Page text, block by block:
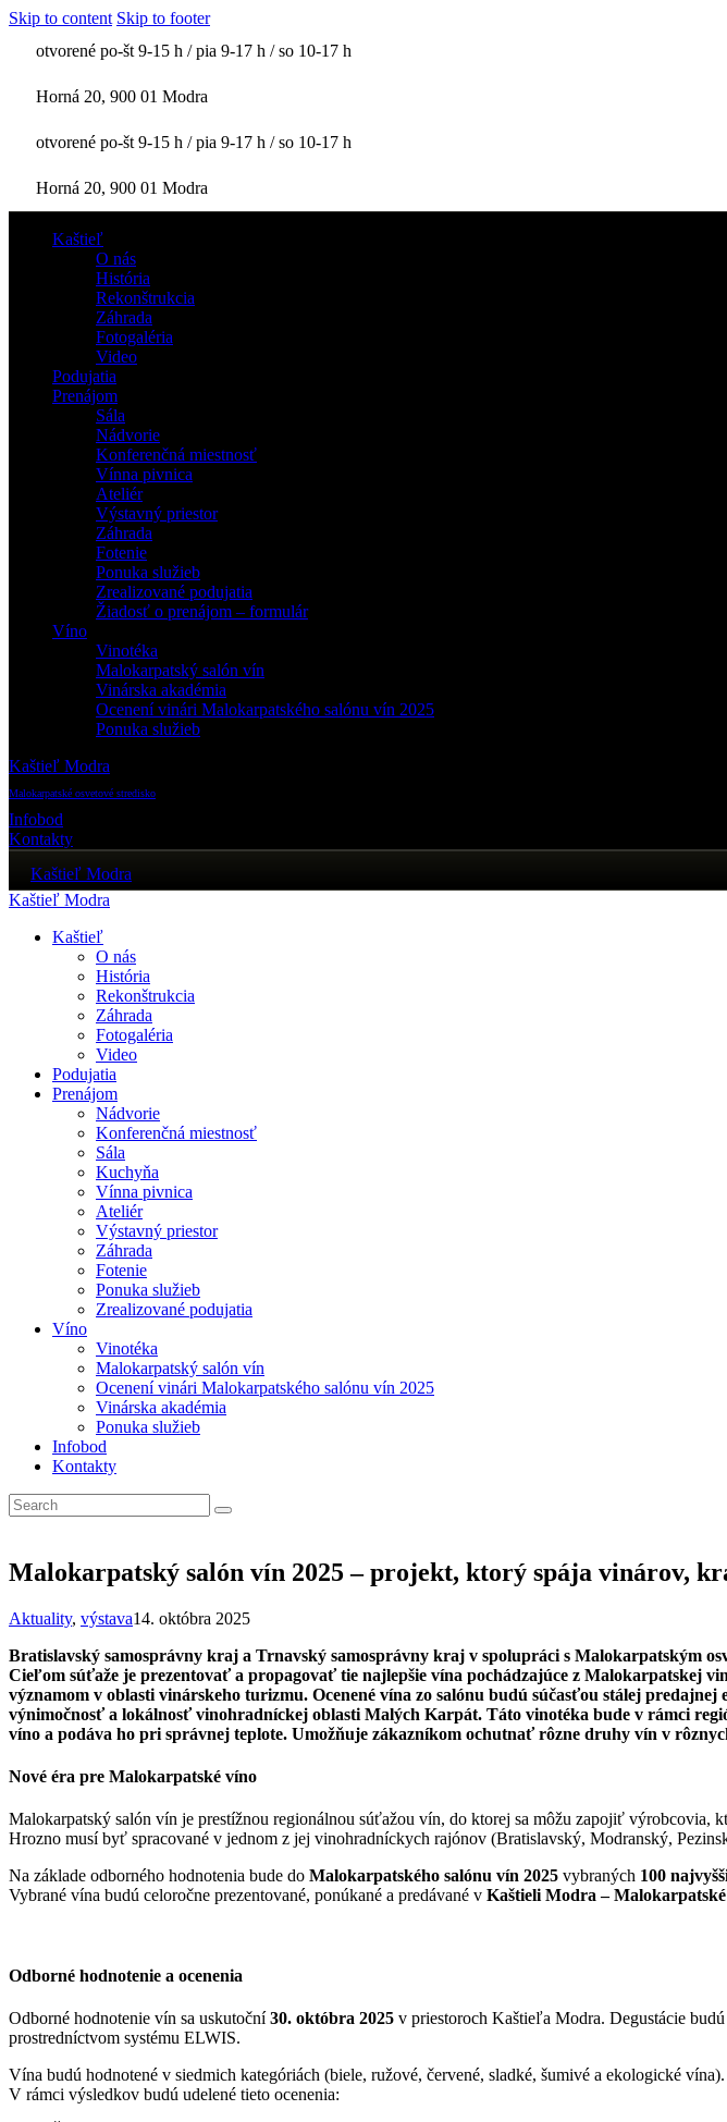
Skip to content Skip to footer
otvorené po-št 9-15 h / pia 9-17 h / so 10-17 h
Horná 20, 900 01 Modra
otvorené po-št 9-15 h / pia 9-17 h / so 10-17 h
Horná 20, 900 01 Modra
Kaštieľ
O nás
História
Rekonštrukcia
Záhrada
Fotogaléria
Video
Podujatia
Prenájom
Sála
Nádvorie
Konferenčná miestnosť
Vínna pivnica
Ateliér
Výstavný priestor
Záhrada
Fotenie
Ponuka služieb
Zrealizované podujatia
Žiadosť o prenájom – formulár
Víno
Vinotéka
Malokarpatský salón vín
Vinárska akadémia
Ocenení vinári Malokarpatského salónu vín 2025
Ponuka služieb
Kaštieľ Modra
Malokarpatské osvetové stredisko
Infobod
Kontakty
Kaštieľ Modra
Kaštieľ Modra
Kaštieľ
O nás
História
Rekonštrukcia
Záhrada
Fotogaléria
Video
Podujatia
Prenájom
Nádvorie
Konferenčná miestnosť
Sála
Kuchyňa
Vínna pivnica
Ateliér
Výstavný priestor
Záhrada
Fotenie
Ponuka služieb
Zrealizované podujatia
Víno
Vinotéka
Malokarpatský salón vín
Ocenení vinári Malokarpatského salónu vín 2025
Vinárska akadémia
Ponuka služieb
Infobod
Kontakty
Malokarpatský salón vín 2025 – projekt, ktorý spája vinárov,
Aktuality, výstava14. októbra 2025
Bratislavský samosprávny kraj a Trnavský samosprávny kraj v spolupráci s Malokarpatským
Cieľom súťaže je prezentovať a propagovať tie najlepšie vína pochádzajúce z Malokarpatskej
významom v oblasti vinárskeho turizmu. Ocenené vína zo salónu budú súčasťou stálej
výnimočnosť a lokálnosť vinohradníckej oblasti Malých Karpát. Táto vinotéka bude v rámci
víno a podáva ho pri správnej teplote. Umožňuje zákazníkom ochutnať rôzne druhy vín v
Nové éra pre Malokarpatské víno
Malokarpatský salón vín je prestížnou regionálnou súťažou vín, do ktorej sa môžu zapojiť výrobcovia,
Hrozno musí byť spracované v jednom z jej vinohradníckych rajónov (Bratislavský, Modranský,
Na základe odborného hodnotenia bude do Malokarpatského salónu vín 2025 vybraných 100
Vybrané vína budú celoročne prezentované, ponúkané a predávané v Kaštieli Modra –
Odborné hodnotenie a ocenenia
Odborné hodnotenie vín sa uskutoční30. októbra 2025 v priestoroch Kaštieľa Modra. Degustácie
prostredníctvom systému ELWIS.
Vína budú hodnotené v siedmich kategóriách (biele, ružové, červené, sladké, šumivé a ekologické vína).
V rámci výsledkov budú udelené tieto ocenenia: